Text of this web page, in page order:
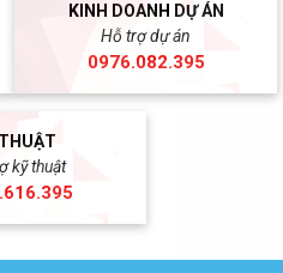
KINH DOANH DỰ ÁN
Hỗ trợ dự án
0976.082.395
kỹ thuật